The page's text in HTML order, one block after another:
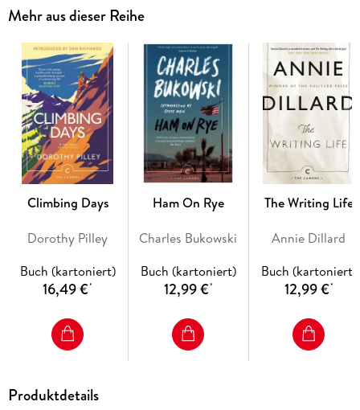
Mehr aus dieser Reihe
Climbing Days
Dorothy Pilley
Buch (kartoniert)
16,49 €*
Ham On Rye
Charles Bukowski
Buch (kartoniert)
12,99 €*
The Writing Life
Annie Dillard
Buch (kartoniert)
12,99 €*
Produktdetails